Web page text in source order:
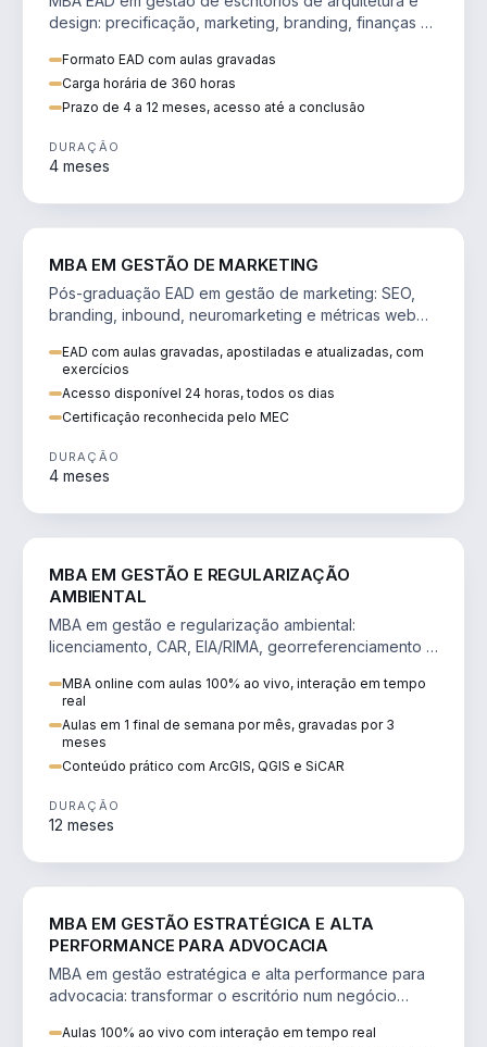
design: precificação, marketing, branding, finanças e
Formato EAD com aulas gravadas
Carga horária de 360 horas
Prazo de 4 a 12 meses, acesso até a conclusão
DURAÇÃO
4 meses
MBA EM GESTÃO DE MARKETING
Pós-graduação EAD em gestão de marketing: SEO,
branding, inbound, neuromarketing e métricas web
EAD com aulas gravadas, apostiladas e atualizadas, com
exercícios
Acesso disponível 24 horas, todos os dias
Certificação reconhecida pelo MEC
DURAÇÃO
4 meses
MBA EM GESTÃO E REGULARIZAÇÃO
AMBIENTAL
MBA em gestão e regularização ambiental:
licenciamento, CAR, EIA/RIMA, georreferenciamento e
MBA online com aulas 100% ao vivo, interação em tempo
real
Aulas em 1 final de semana por mês, gravadas por 3
meses
Conteúdo prático com ArcGIS, QGIS e SiCAR
DURAÇÃO
12 meses
MBA EM GESTÃO ESTRATÉGICA E ALTA
PERFORMANCE PARA ADVOCACIA
MBA em gestão estratégica e alta performance para
advocacia: transformar o escritório num negócio
Aulas 100% ao vivo com interação em tempo real